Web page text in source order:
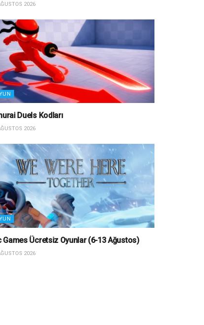
2026
Duels Kodları
2026
Games Ücretsiz Oyunlar (6-13 Ağustos)
2026